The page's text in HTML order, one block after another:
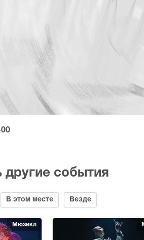
другие события
В этом месте Везде
Мюзикл